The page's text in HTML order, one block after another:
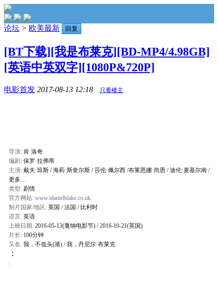
论坛 > 欧美最新 回复
[BT下载][我是布莱克][BD-MP4/4.98GB]
[英语中英双字][1080P&720P]
电影首发 2017-08-13 12:18 只看楼主
导演: 肯·洛奇
编剧: 保罗·拉弗蒂
主演: 戴夫·琼斯 / 海莉·斯奎尔斯 / 莎伦·佩尔西 /布莱恩娜·尚恩 / 迪伦·麦基尔南 /
更多...
类型: 剧情
官方网站: www.idanielblake.co.uk
制片国家/地区: 英国 / 法国 / 比利时
语言: 英语
上映日期: 2016-05-13(戛纳电影节) /2016-10-21(英国)
片长: 100分钟
又名: 我，不低头(港) / 我，丹尼尔·布莱克
：
: